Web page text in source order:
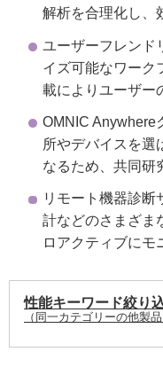
解析を合理化し、
ユーザーフレンド
イズ可能なワーク
載によりユーザー
OMNIC Anywhere
所やデバイスを選
なるため、共同研
リモート機器診断
計などのさまざま
ロアクティブにモ
性能キーワード絞り
（同一カテゴリーの他製品